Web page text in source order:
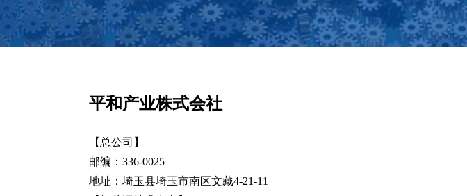
平和产业株式会社
【总公司】
邮编：336-0025
地址：埼玉县埼玉市南区文藏4-21-11